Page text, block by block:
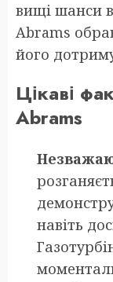
вищі шанси
Abrams
його
Цікаві
Abrams
навіть